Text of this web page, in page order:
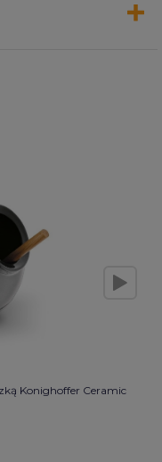
Konighoffer Ceramic